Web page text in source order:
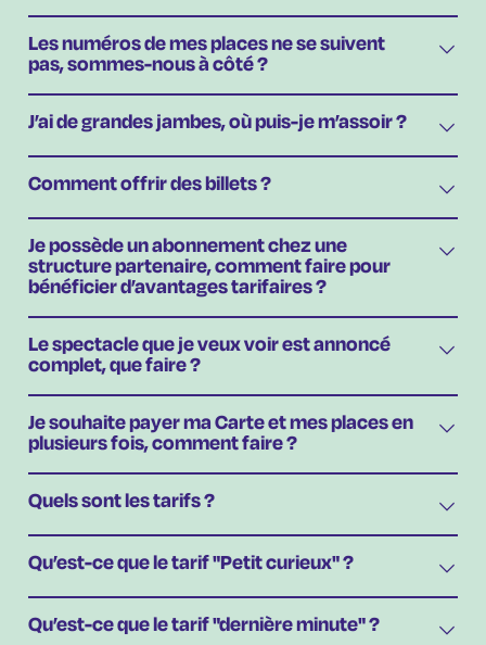
Les numéros de mes places ne se suivent
pas, sommes-nous à côté ?
J’ai de grandes jambes, où puis-je m’assoir ?
Comment offrir des billets ?
Je possède un abonnement chez une
structure partenaire, comment faire pour
bénéficier d’avantages tarifaires ?
Le spectacle que je veux voir est annoncé
complet, que faire ?
Je souhaite payer ma Carte et mes places en
plusieurs fois, comment faire ?
Quels sont les tarifs ?
Qu’est-ce que le tarif "Petit curieux" ?
Qu’est-ce que le tarif "dernière minute" ?